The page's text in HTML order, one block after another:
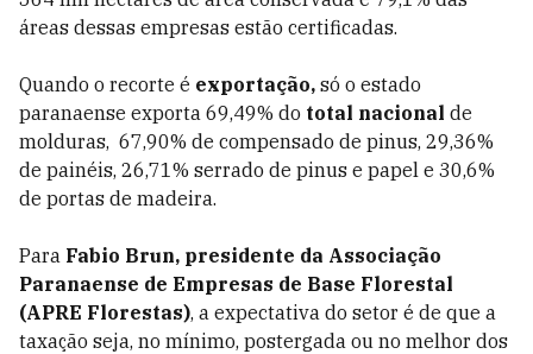
áreas dessas empresas estão certificadas.
Quando o recorte é exportação, só o estado
paranaense exporta 69,49% do total nacional de
molduras, 67,90% de compensado de pinus, 29,36%
de painéis, 26,71% serrado de pinus e papel e 30,6%
de portas de madeira.
Para Fabio Brun, presidente da Associação
Paranaense de Empresas de Base Florestal
(APRE Florestas), a expectativa do setor é de que a
taxação seja, no mínimo, postergada ou no melhor dos